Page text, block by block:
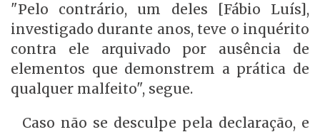
"Pelo contrário, um deles [Fábio Luís],
investigado durante anos, teve o inquérito
contra ele arquivado por ausência de
elementos que demonstrem a prática de
qualquer malfeito", segue.
Caso não se desculpe pela declaração, e